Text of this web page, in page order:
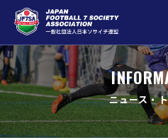
ニュース・